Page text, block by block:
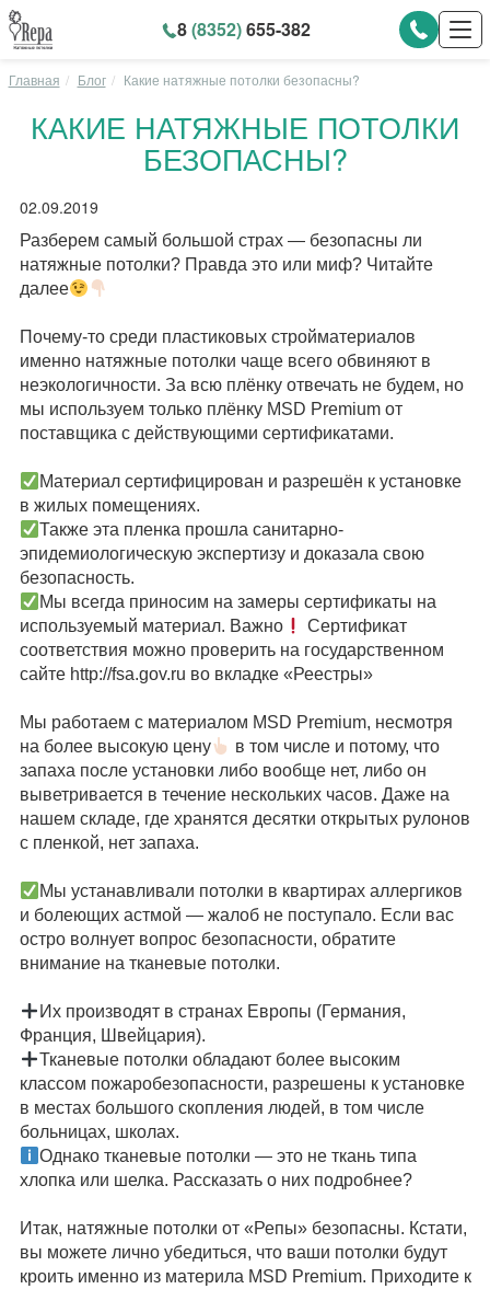
8(8352)655-382
Главная Блог Какие натяжные потолки безопасны?
КАКИЕ НАТЯЖНЫЕ ПОТОЛКИ
БЕЗОПАСНЫ?
02.09.2019
Разберем самый большой страх — безопасны ли
натяжные потолки? Правда это или миф? Читайте
далее
Почему-то среди пластиковых стройматериалов
именно натяжные потолки чаще всего обвиняют в
неэкологичности. За всю плёнку отвечать не будем, но
мы используем только плёнку MSD Premium от
поставщика с действующими сертификатами.
Материал сертифицирован и разрешён к установке
в жилых помещениях.
Также эта пленка прошла санитарно-
эпидемиологическую экспертизу и доказала свою
безопасность.
Мы всегда приносим на замеры сертификаты на
используемый материал. Важно
Сертификат
соответствия можно проверить на государственном
сайте http://fsa.gov.ru во вкладке «Реестры»
Мы работаем с материалом MSD Premium, несмотря
на более высокую цену
в том числе и потому, что
запаха после установки либо вообще нет, либо он
выветривается в течение нескольких часов. Даже на
нашем складе, где хранятся десятки открытых рулонов
с пленкой, нет запаха.
Мы устанавливали потолки в квартирах аллергиков
и болеющих астмой — жалоб не поступало. Если вас
остро волнует вопрос безопасности, обратите
внимание на тканевые потолки.
Их производят в странах Европы (Германия,
Франция, Швейцария).
Тканевые потолки обладают более высоким
классом пожаробезопасности, разрешены к установке
в местах большого скопления людей, в том числе
больницах, школах.
Однако тканевые потолки — это не ткань типа
хлопка или шелка. Рассказать о них подробнее?
Итак, натяжные потолки от «Репы» безопасны. Кстати,
вы можете лично убедиться, что ваши потолки будут
кроить именно из материла MSD Premium. Приходите к